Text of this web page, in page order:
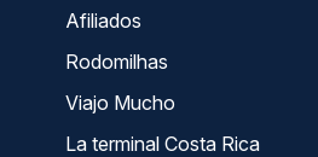
Afiliados
Rodomilhas
Viajo Mucho
La terminal Costa Rica